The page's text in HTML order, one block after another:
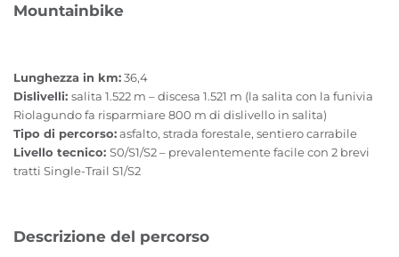
Mountainbike
Lunghezza in km:36,4
Dislivelli: salita 1.522 m – discesa 1.521 m (la salita con la funivia
Riolagundo fa risparmiare 800 m di dislivello in salita)
Tipo di percorso:asfalto, strada forestale, sentiero carrabile
Livello tecnico: S0/S1/S2 – prevalentemente facile con 2 brevi
tratti Single-Trail S1/S2
Descrizione del percorso